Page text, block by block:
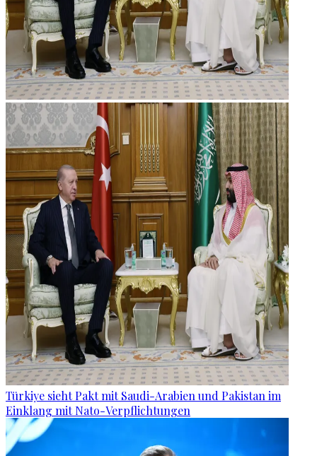
Türkiye sieht Pakt mit Saudi-Arabien und Pakistan im
Einklang mit Nato-Verpflichtungen